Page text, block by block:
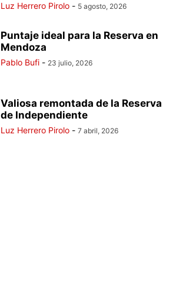
Luz Herrero Pirolo - 5 agosto, 2026
Puntaje ideal para la Reserva en
Mendoza
Pablo Bufi - 23 julio, 2026
Valiosa remontada de la Reserva
de Independiente
Luz Herrero Pirolo - 7 abril, 2026